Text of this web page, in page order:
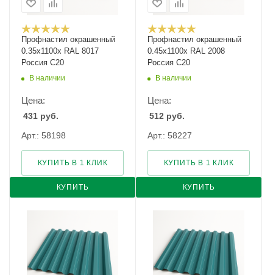
Профнастил окрашенный
0.35х1100х RAL 8017
Россия С20
В наличии
Цена:
431 руб.
Арт.: 58198
КУПИТЬ
КУПИТЬ В 1 КЛИК
Профнастил окрашенный
0.45х1100х RAL 2008
Россия С20
В наличии
Цена:
512 руб.
Арт.: 58227
КУПИТЬ
КУПИТЬ В 1 КЛИК